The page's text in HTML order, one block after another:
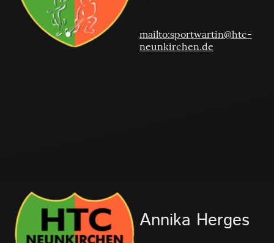
mailto:sportwartin@htc-
neunkirchen.de
Annika Herges